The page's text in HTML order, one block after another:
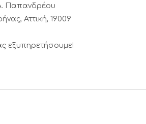
Παπανδρέου
Αττική, 19009
εξυπηρετήσουμε!